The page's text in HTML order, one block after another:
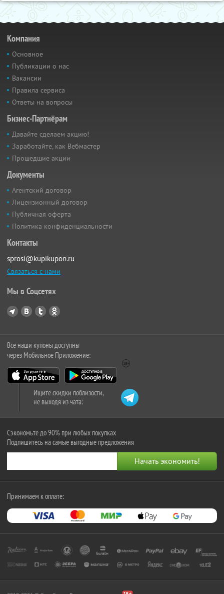
Компания
Основное
Публикации о нас
Вакансии
Правила сервиса
Ответы на вопросы
Бизнес-Партнёрам
Давайте сделаем акцию!
Заработайте, как Вебмастер
Прошедшие акции
Документы
Агентский договор
Лицензионный договор
Публичная оферта
Политика конфиденциальности
Контакты
sprosi@kupikupon.ru
Связаться с нами
Мы в Соцсетях
Все наши купоны доступны
через Мобильное Приложение:
Ищите скидки поблизости,
не выходя из чата:
Сэкономьте до 90% при любых покупках
Подпишитесь на самые выгодные предложения
Принимаем к оплате: